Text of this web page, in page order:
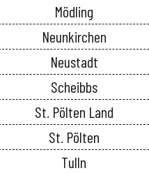
Mödling
Neunkirchen
Neustadt
Scheibbs
St. Pölten Land
St. Pölten
Tulln